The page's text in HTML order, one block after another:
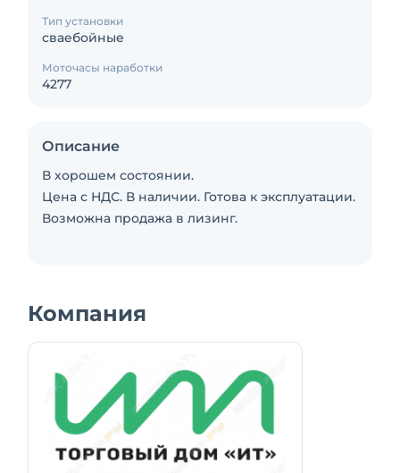
Тип установки
сваебойные
Моточасы наработки
4277
Описание
В хорошем состоянии.
Цена с НДС. В наличии. Готова к эксплуатации.
Возможна продажа в лизинг.
Компания